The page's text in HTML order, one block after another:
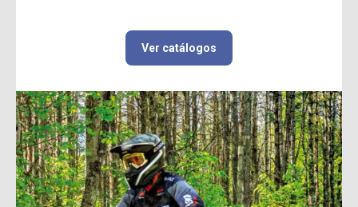
Ver catálogos